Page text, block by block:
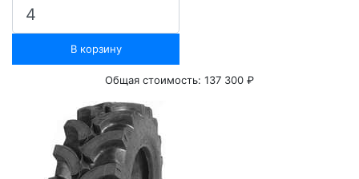
В корзину
Общая стоимость: 137 300 ₽